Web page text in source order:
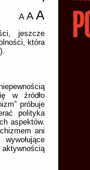
A A A
jeszcze
która
w źródło
próbuje
polityka
aspektów.
ani